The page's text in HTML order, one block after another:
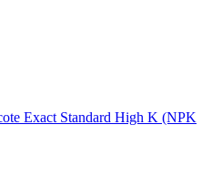
Exact Standard High K (NPK